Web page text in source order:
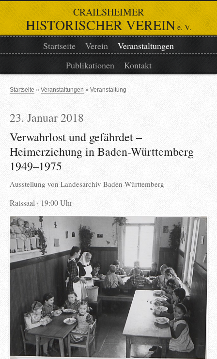
CRAILSHEIMER
HISTORISCHER VEREINe. V.
Startseite Verein
Veranstaltungen
Publikationen
Kontakt
Startseite Veranstaltungen Veranstaltung
23. Januar 2018
Verwahrlost und gefährdet –
Heimerziehung in Baden-Württemberg
1949–1975
Ausstellung von Landesarchiv Baden-Württemberg
Ratssaal 19:00 Uhr